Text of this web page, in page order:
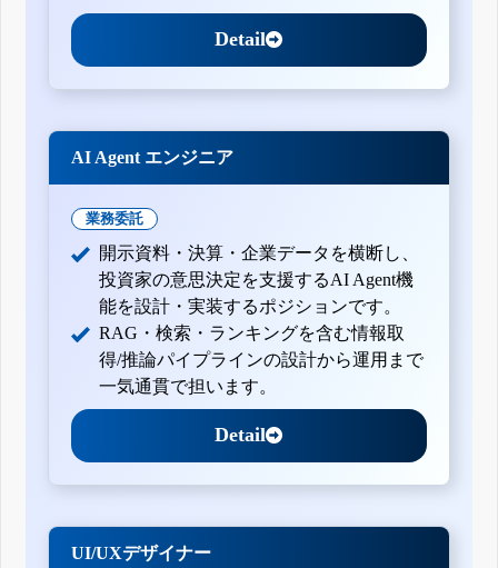
Detail
AI Agent エンジニア
業務委託
開示資料・決算・企業データを横断し、
投資家の意思決定を支援するAI Agent機
能を設計・実装するポジションです。
RAG・検索・ランキングを含む情報取
得/推論パイプラインの設計から運用まで
一気通貫で担います。
Detail
UI/UXデザイナー